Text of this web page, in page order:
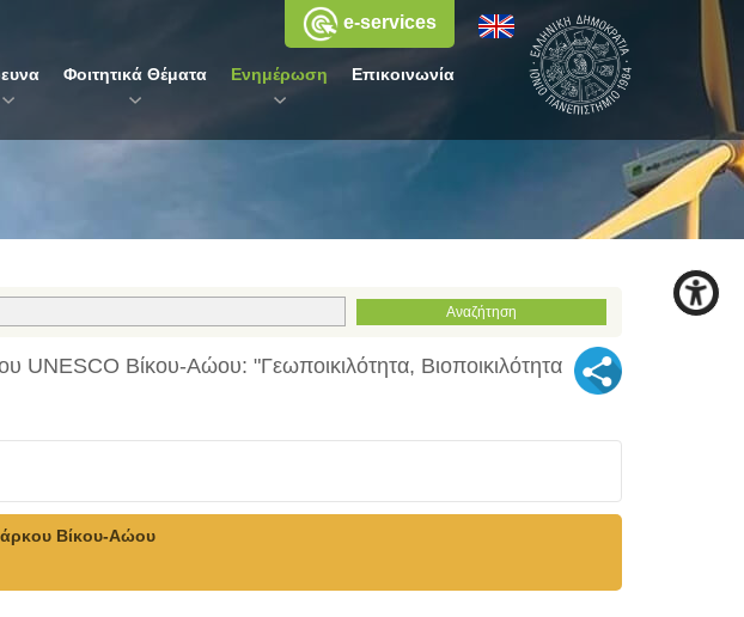
Φοιτητικά Θέματα Ενημέρωση Επικοινωνία
e-services
UNESCO Βίκου-Αώου: "Γεωποικιλότητα, Βιοποικιλότητα
Βίκου-Αώου